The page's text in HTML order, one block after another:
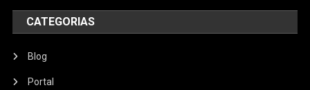
CATEGORIAS
Blog
Portal